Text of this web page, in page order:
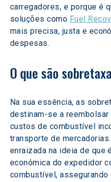
carregadores, e porque é
soluções como Fuel
mais precisa, justa e
despesas.
O que são
Na sua essência, as
destinam-se a
custos de combustível
transporte de
enraizada na ideia de que
económica do expedidor
combustível,